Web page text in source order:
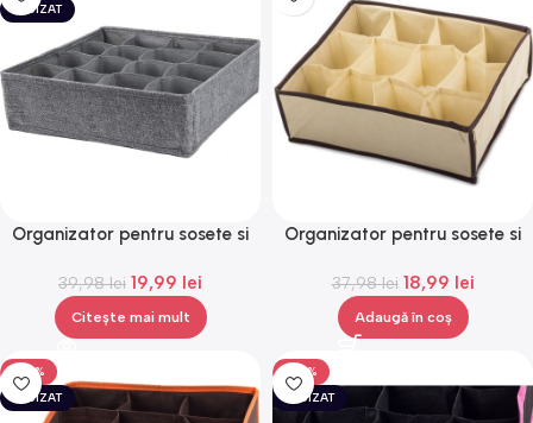
EPUIZAT
Organizator pentru sosete si
compartimente, 34x30x10
cm,Gonga®
39,98lei 19,99 lei
Citește mai mult
Organizator pentru sosete si
compartimente,Gonga®
37,98lei 18,99 lei
Adaugă în coș
-50%
EPUIZAT
-50%
EPUIZAT